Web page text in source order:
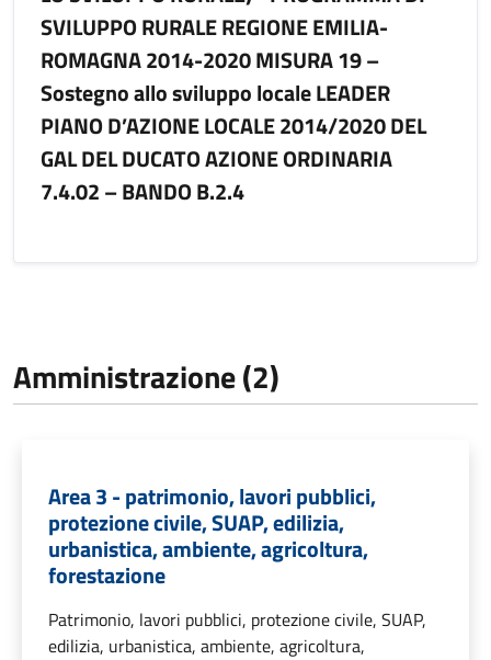
SVILUPPO RURALE REGIONE EMILIA-
ROMAGNA 2014-2020 MISURA 19 –
Sostegno allo sviluppo locale LEADER
PIANO D’AZIONE LOCALE 2014/2020 DEL
GAL DEL DUCATO AZIONE ORDINARIA
7.4.02 – BANDO B.2.4
Amministrazione (2)
Area 3 - patrimonio, lavori pubblici,
protezione civile, SUAP, edilizia,
urbanistica, ambiente, agricoltura,
forestazione
Patrimonio, lavori pubblici, protezione civile, SUAP,
edilizia, urbanistica, ambiente, agricoltura,